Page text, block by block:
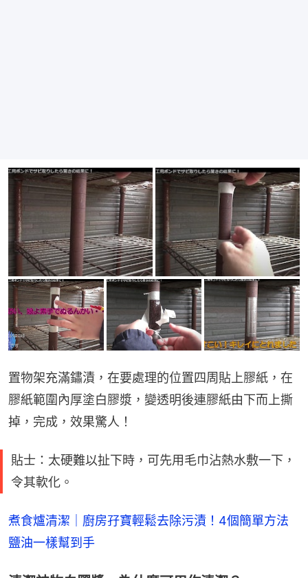
置物架充滿鏽漬，在要處理的位置四周貼上膠紙，在
膠紙範圍內厚塗白膠漿，變透明後連膠紙由下而上撕
掉，完成，效果驚人！
貼士：太硬難以扯下時，可先用毛巾沾熱水敷一下，
令其軟化。
煮食爐清潔｜廚房孖寶輕鬆去除污漬！4個簡單方法
鹽油一樣幫到手